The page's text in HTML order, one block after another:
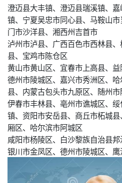
澄迈县大丰镇、澄迈县瑞溪镇、
镇、宁夏吴忠市同心县、马鞍山
门市沙洋县、湘西州吉首市
泸州市泸县、广西百色市西林县
县、宝鸡市陈仓区
黄山市黄山区、宜春市上高县、益
德州市陵城区、嘉兴市秀洲区、
县、内蒙古包头市九原区、随州
伊春市丰林县、亳州市谯城区、
镇、资阳市安岳县、商丘市柘城
厢区、哈尔滨市阿城区
咸阳市杨陵区、白沙黎族自治县
银川市金凤区、德州市陵城区、